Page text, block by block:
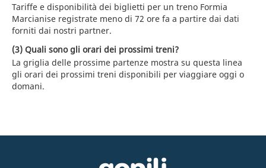
Tariffe e disponibilità dei biglietti per un treno Formia
Marcianise registrate meno di 72 ore fa a partire dai dati
forniti dai nostri partner.
(3) Quali sono gli orari dei prossimi treni?
La griglia delle prossime partenze mostra su questa linea
gli orari dei prossimi treni disponibili per viaggiare oggi o
domani.